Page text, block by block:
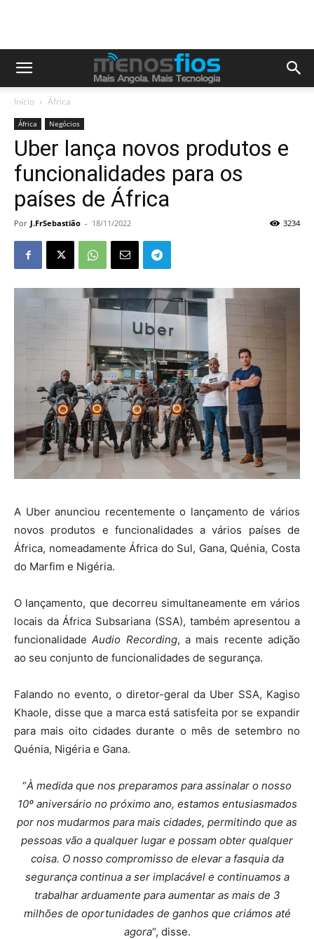
Início África
África Negócios
Uber lança novos produtos e
funcionalidades para os
países de África
Por J.FrSebastião - 18/11/2022 3234
A Uber anunciou recentemente o lançamento de vários
novos produtos e funcionalidades a vários países de
África, nomeadamente África do Sul, Gana, Quénia, Costa
do Marfim e Nigéria.
O lançamento, que decorreu simultaneamente em vários
locais da África Subsariana (SSA), também apresentou a
funcionalidadeAudio Recording, a mais recente adição
ao seu conjunto de funcionalidades de segurança.
Falando no evento, o diretor-geral da Uber SSA, Kagiso
Khaole, disse que a marca está satisfeita por se expandir
para mais oito cidades durante o mês de setembro no
Quénia, Nigéria e Gana.
“À medida que nos preparamos para assinalar o nosso
10º aniversário no próximo ano, estamos entusiasmados
por nos mudarmos para mais cidades, permitindo que as
pessoas vão a qualquer lugar e possam obter qualquer
coisa. O nosso compromisso de elevar a fasquia da
segurança continua a ser implacável e continuamos a
trabalhar arduamente para aumentar as mais de 3
milhões de oportunidades de ganhos que criámos até
agora“, disse.